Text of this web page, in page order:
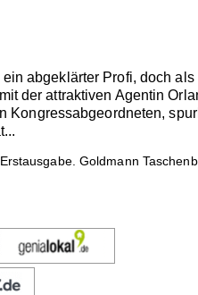
abgeklärter Profi, doch
der attraktiven Agentin
Goldmann